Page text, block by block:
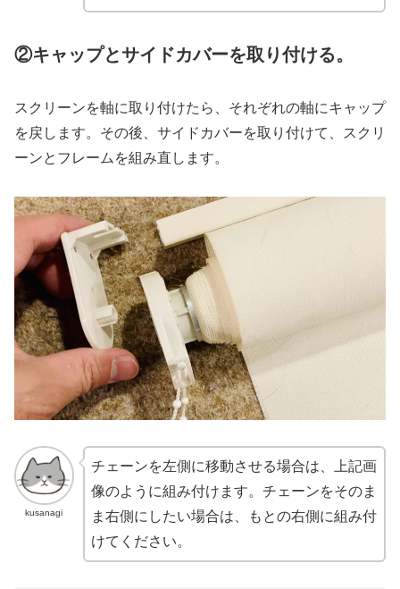
②キャップとサイドカバーを取り付ける。
スクリーンを軸に取り付けたら、それぞれの軸にキャップ
を戻します。その後、サイドカバーを取り付けて、スクリ
ーンとフレームを組み直します。
kusanagi
チェーンを左側に移動させる場合は、上記画
像のように組み付けます。チェーンをそのま
ま右側にしたい場合は、もとの右側に組み付
けてください。